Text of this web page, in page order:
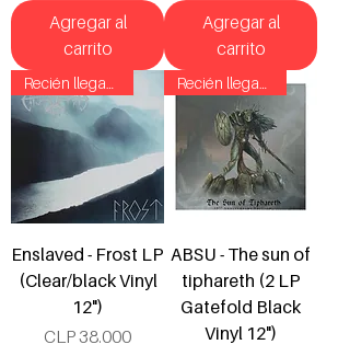
Agregar al
carrito
Agregar al
carrito
Enslaved - Frost LP
(Clear/black Vinyl
12")
Precio
CLP 38.000
ABSU - The sun of
tiphareth (2 LP
Gatefold Black
Vinyl 12")